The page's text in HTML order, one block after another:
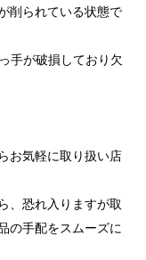
削られている状態で
手が破損しており欠
お気軽に取り扱い店
、恐れ入りますが取
の手配をスムーズに